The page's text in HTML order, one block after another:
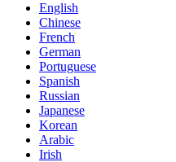
English
Chinese
French
German
Portuguese
Spanish
Russian
Japanese
Korean
Arabic
Irish